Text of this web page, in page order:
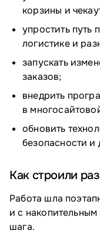
корзины и
упростить путь
логистике и
запускать
заказов;
внедрить
в
обновить
безопасности
Как строили
Работа шла
и с
шага.